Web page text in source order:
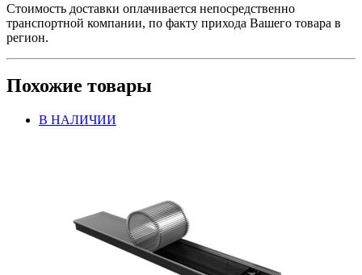
Стоимость доставки оплачивается непосредственно
транспортной компании, по факту прихода Вашего товара в
регион.
Похожие товары
В НАЛИЧИИ